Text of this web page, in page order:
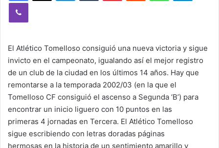
El Atlético Tomelloso consiguió una nueva victoria y sigue
invicto en el campeonato, igualando así el mejor registro
de un club de la ciudad en los últimos 14 años. Hay que
remontarse a la temporada 2002/03 (en la que el
Tomelloso CF consiguió el ascenso a Segunda ‘B’) para
encontrar un inicio liguero con 10 puntos en las
primeras 4 jornadas en Tercera. El Atlético Tomelloso
sigue escribiendo con letras doradas páginas
hermosas en la historia de un sentimiento amarillo y